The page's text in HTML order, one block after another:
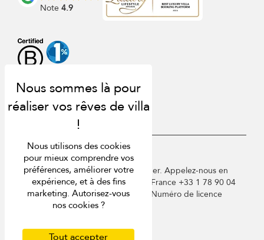
Note 4.9
USD $ fr Français
Copyright © 2026 St Barts Villa Finder. Appelez-nous en
Angleterre au +44 2 033 933 883 / France +33 1 78 90 04
96 / Allemagne +49 40 835 09075. Numéro de licence
touristique : TA03414
Politique de confidentialité
Nous utilisons des cookies
pour mieux comprendre vos
préférences, améliorer votre
expérience, et à des fins
marketing. Autorisez-vous
nos cookies ?
Tout accepter